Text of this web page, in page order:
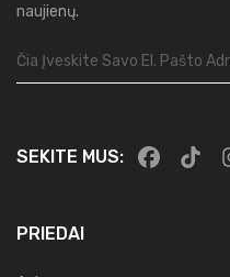
naujienų.
SEKITE MUS:
PRIEDAI